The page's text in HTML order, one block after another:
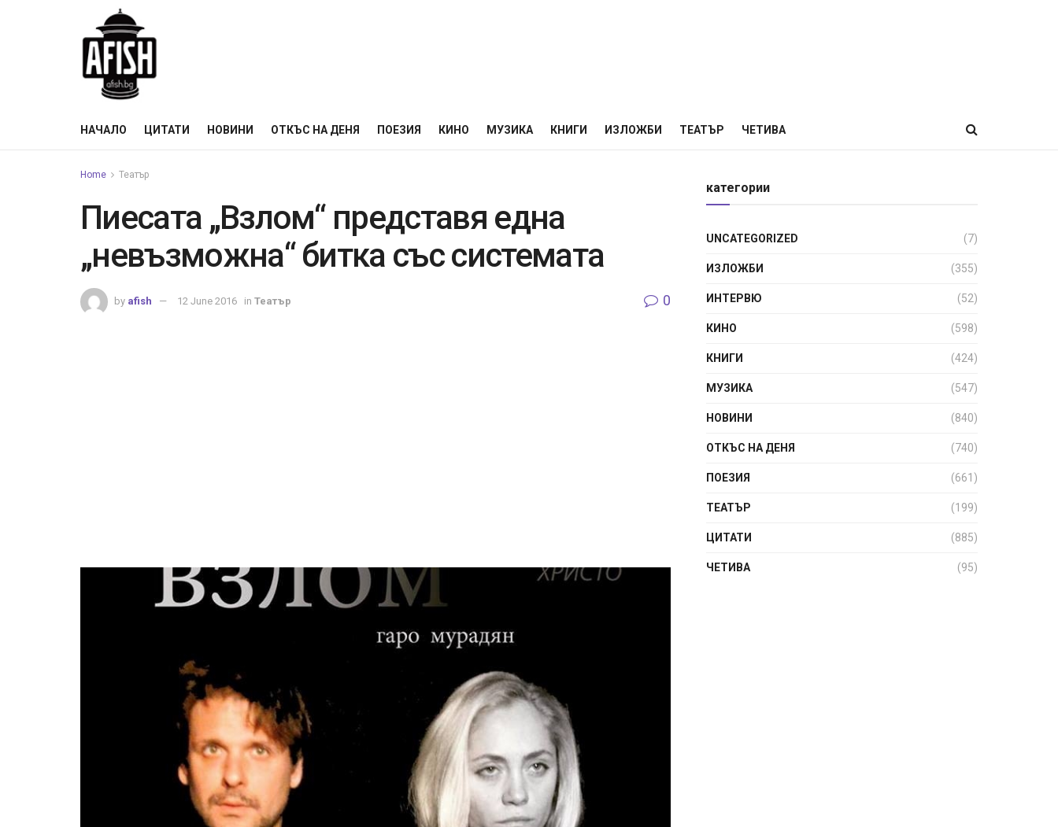
НАЧАЛО ЦИТАТИ НОВИНИ ОТКЪС НА ДЕНЯ ПОЕЗИЯ КИНО МУЗИКА КНИГИ ИЗЛОЖБИ ТЕАТЪР ЧЕТИВА
Home Театър
Пиесата „Взлом“ представя една
„невъзможна“ битка със системата
by afish 12 June 2016 in Театър 0
категории
UNCATEGORIZED (7)
ИЗЛОЖБИ (355)
ИНТЕРВЮ (52)
КИНО (598)
КНИГИ (424)
МУЗИКА (547)
НОВИНИ (840)
ОТКЪС НА ДЕНЯ (740)
ПОЕЗИЯ (661)
ТЕАТЪР (199)
ЦИТАТИ (885)
ЧЕТИВА (95)